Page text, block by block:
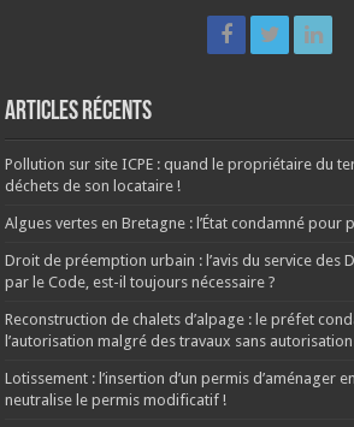
Articles récents
Pollution sur site ICPE : quand le propriétaire du
déchets de son locataire !
Algues vertes en Bretagne : l’État condamné pour
Droit de préemption urbain : l’avis du service des
par le Code, est-il toujours nécessaire ?
Reconstruction de chalets d’alpage : le préfet
l’autorisation malgré des travaux sans
Lotissement : l’insertion d’un permis d’aménager
neutralise le permis modificatif !